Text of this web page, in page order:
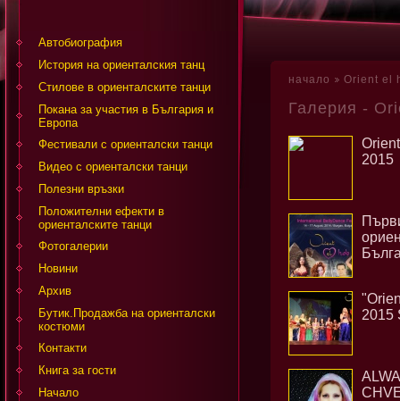
Автобиография
История на ориенталския танц
Стилове в ориенталските танци
Покана за участия в България и
Европа
Фестивали с ориенталски танци
Видео с ориенталски танци
Полезни връзки
Положителни ефекти в
ориенталските танци
Фотогалерии
Новини
Архив
Бутик.Продажба на ориенталски
костюми
Контакти
Книга за гости
Начало
начало Orient el
Галерия -
2015
2015